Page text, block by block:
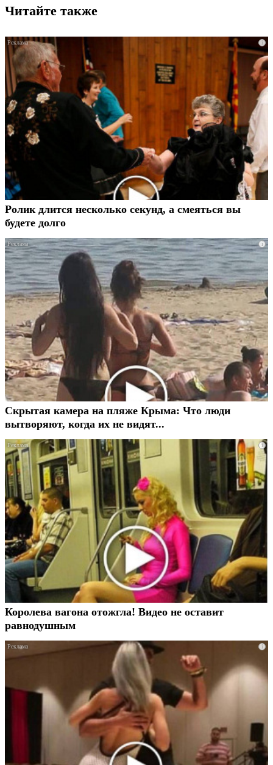
Читайте также
i
Ролик длится несколько секунд, а смеяться вы
будете долго
i
Скрытая камера на пляже Крыма: Что люди
вытворяют, когда их не видят...
i
Королева вагона отожгла! Видео не оставит
равнодушным
i